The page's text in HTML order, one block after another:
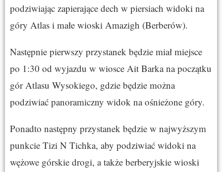
podziwiając zapierające dech w piersiach widoki na
góry Atlas i małe wioski Amazigh (Berberów).
Następnie pierwszy przystanek będzie miał miejsce
po 1:30 od wyjazdu w wiosce Ait Barka na początku
gór Atlasu Wysokiego, gdzie będzie można
podziwiać panoramiczny widok na ośnieżone góry.
Ponadto następny przystanek będzie w najwyższym
punkcie Tizi N Tichka, aby podziwiać widoki na
wężowe górskie drogi, a także berberyjskie wioski